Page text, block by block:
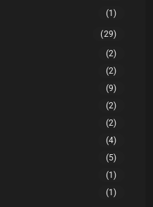
(1)
(29)
(2)
(2)
(9)
(2)
(2)
(4)
(5)
(1)
(1)